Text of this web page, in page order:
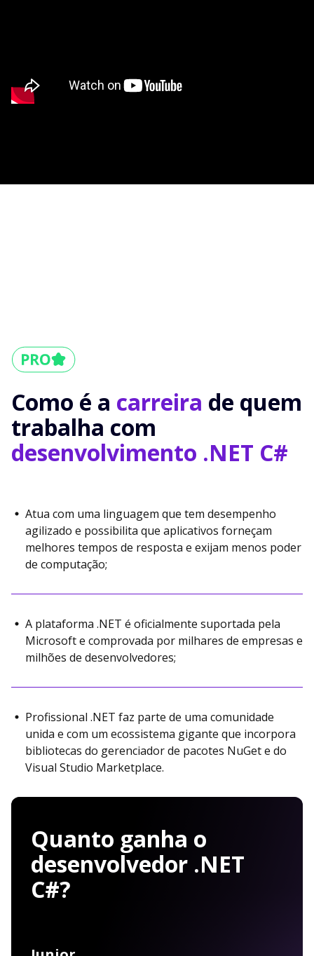
Como é a carreira de quem
trabalha com
desenvolvimento .NET C#
Atua com uma linguagem que tem desempenho
agilizado e possibilita que aplicativos forneçam
melhores tempos de resposta e exijam menos poder
de computação;
A plataforma .NET é oficialmente suportada pela
Microsoft e comprovada por milhares de empresas e
milhões de desenvolvedores;
Profissional .NET faz parte de uma comunidade
unida e com um ecossistema gigante que incorpora
bibliotecas do gerenciador de pacotes NuGet e do
Visual Studio Marketplace.
Quanto ganha o
desenvolvedor .NET
C#?